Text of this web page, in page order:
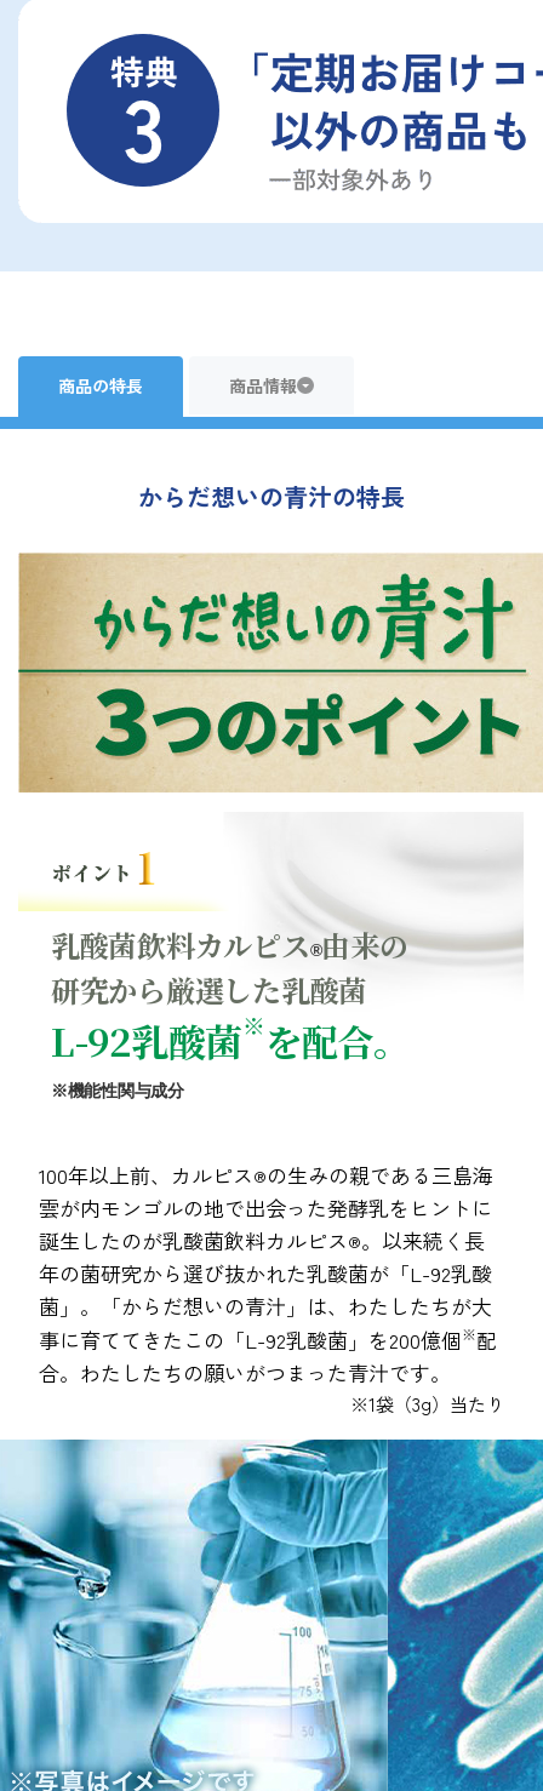
商品の特長 商品情報
からだ想いの青汁の特長
乳酸菌飲料カルピス®由来の
研究から厳選した乳酸菌
L-92乳酸菌※ を配合。
※機能性関与成分
100年以上前、カルピス®の生みの親である三島海
雲が内モンゴルの地で出会った発酵乳をヒントに
誕生したのが乳酸菌飲料カルピス®。以来続く長
年の菌研究から選び抜かれた乳酸菌が「L-92乳酸
菌」。「からだ想いの青汁」は、わたしたちが大
事に育ててきたこの「L-92乳酸菌」を200億個※配
合。わたしたちの願いがつまった青汁です。
※1袋（3g）当たり